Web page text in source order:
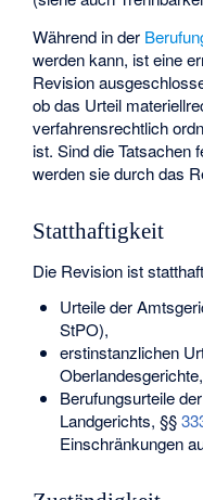
Während in der
werden kann, ist eine
Revision
ob das Urteil
verfahrensrechtlich
ist. Sind die Tatsachen
werden sie durch das
Statthaftigkeit
Die Revision ist
Urteile der
StPO),
erstinstanzlichen
Berufungsurteile
Landgerichts, §§
Einschränkungen